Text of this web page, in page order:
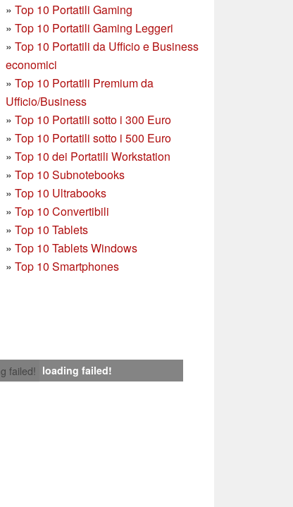
» Top 10 Portatili Gaming
» Top 10 Portatili Gaming Leggeri
» Top 10 Portatili da Ufficio e Business
economici
» Top 10 Portatili Premium da
Ufficio/Business
» Top 10 Portatili sotto i 300 Euro
» Top 10 Portatili sotto i 500 Euro
» Top 10 dei Portatili Workstation
» Top 10 Subnotebooks
» Top 10 Ultrabooks
» Top 10 Convertibili
» Top 10 Tablets
» Top 10 Tablets Windows
» Top 10 Smartphones
failed! loading failed!